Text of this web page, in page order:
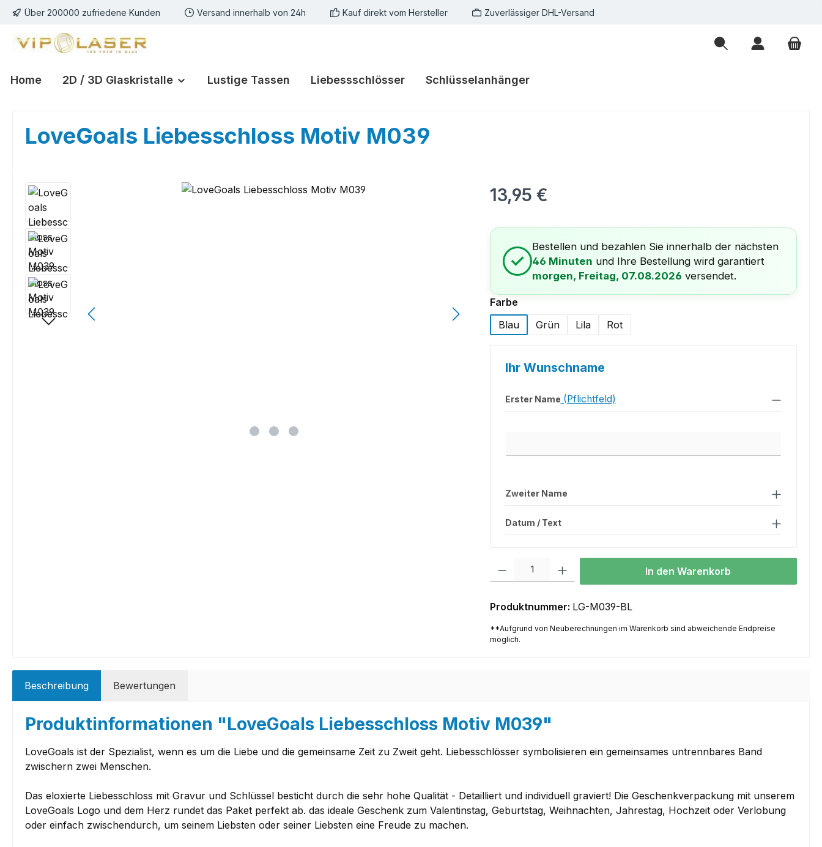
Hauptinhalt springen
Zur Suche springen
Zur Hauptnavigation springen
Über 200000 zufriedene Kunden Versand innerhalb von 24h Kauf direkt vom Hersteller Zuverlässiger DHL-Versand
Home 2D / 3D Glaskristalle Lustige Tassen Liebessschlösser Schlüsselanhänger
LoveGoals Liebesschloss Motiv M039
Bildergalerie überspringen Regulärer Preis:
13,95 €
✓
Bestellen und bezahlen Sie innerhalb der nächsten
46 Minuten und Ihre Bestellung wird garantiert
morgen, Freitag, 07.08.2026 versendet.
Farbeauswählen
Blau
Grün Lila Rot
Ihr Wunschname
Erster Name (Pflichtfeld)
Zweiter Name
Datum / Text
Produkt Anzahl: Gib den gewünschten Wert ein oder benutze die Schaltflächen
In den Warenkorb
Produktnummer: LG-M039-BL
**Aufgrund von Neuberechnungen im Warenkorb sind abweichende Endpreise
möglich.
Beschreibung Bewertungen
Produktinformationen "LoveGoals Liebesschloss Motiv M039"
LoveGoals ist der Spezialist, wenn es um die Liebe und die gemeinsame Zeit zu Zweit geht. Liebesschlösser symbolisieren ein gemeinsames untrennbares Band
zwischern zwei Menschen.
Das eloxierte Liebesschloss mit Gravur und Schlüssel besticht durch die sehr hohe Qualität - Detailliert und individuell graviert! Die Geschenkverpackung mit unserem
LoveGoals Logo und dem Herz rundet das Paket perfekt ab. das ideale Geschenk zum Valentinstag, Geburtstag, Weihnachten, Jahrestag, Hochzeit oder Verlobung
oder einfach zwischendurch, um seinem Liebsten oder seiner Liebsten eine Freude zu machen.